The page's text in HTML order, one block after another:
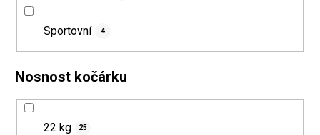
Sportovní 4
Nosnost kočárku
22 kg 25